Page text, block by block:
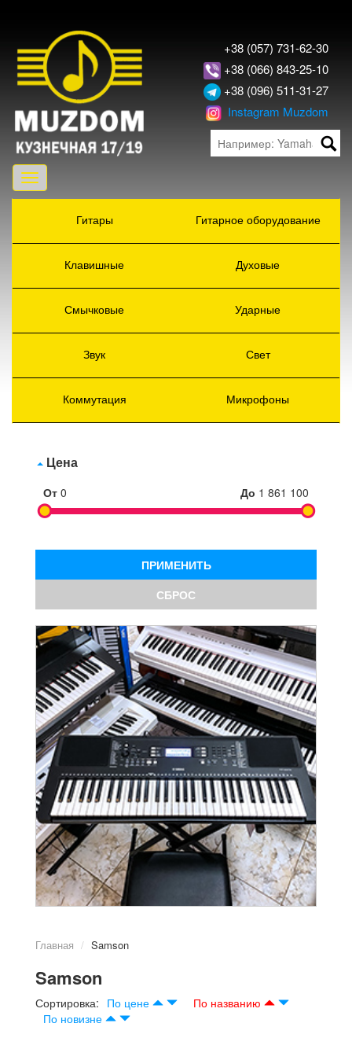
+38 (057) 731-62-30
+38 (066) 843-25-10
+38 (096) 511-31-27
Instagram Muzdom
Toggle
navigation
Гитары
Гитарное оборудование
Клавишные Духовые
Смычковые Ударные
Звук Свет
Коммутация Микрофоны
Цена
От 0 До 1 861 100
ПРИМЕНИТЬ
СБРОС
Главная Samson
Samson
Сортировка: По цене
По названию
По новизне